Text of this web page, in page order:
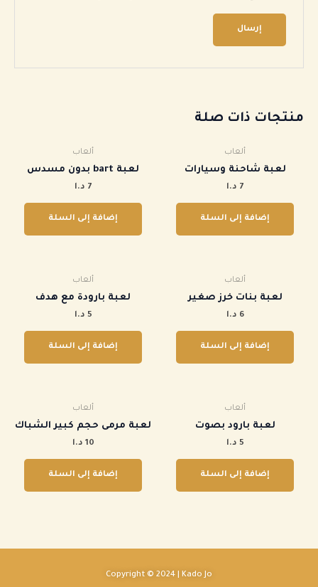
منتجات ذات صلة
ألعاب
لعبة شاحنة وسيارات
7 د.ا
إضافة إلى السلة
ألعاب
‏لعبة bart بدون مسدس
7 د.ا
إضافة إلى السلة
ألعاب
لعبة بنات خرز صغير
6 د.ا
إضافة إلى السلة
ألعاب
‏لعبة بارودة مع هدف
5 د.ا
إضافة إلى السلة
ألعاب
‏لعبة بارود بصوت
5 د.ا
إضافة إلى السلة
ألعاب
لعبة مرمى حجم كبير الشباك
10 د.ا
إضافة إلى السلة
Copyright © 2024 | Kado Jo